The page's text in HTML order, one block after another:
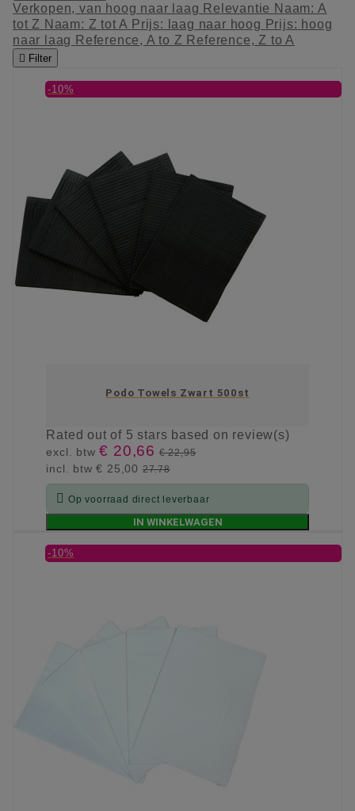
Verkopen, van hoog naar laag Relevantie Naam: A
tot Z Naam: Z tot A Prijs: laag naar hoog Prijs: hoog
naar laag Reference, A to Z Reference, Z to A
 Filter
-10%
Podo Towels Zwart 500st
Ratedout of 5 stars based on review(s)
excl. btw€ 20,66 € 22,95
incl. btw€ 25,00 27.78
 Op voorraad direct leverbaar
IN WINKELWAGEN
-10%